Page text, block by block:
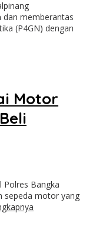
memberantas
(P4GN) dengan
Motor
Polres Bangka
sepeda motor yang